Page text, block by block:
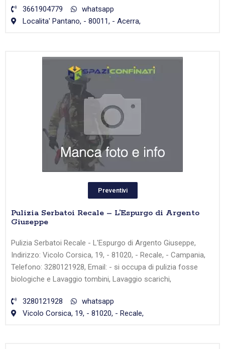
3661904779
whatsapp
Localita' Pantano, - 80011, - Acerra,
Preventivi
Pulizia Serbatoi Recale – L’Espurgo di Argento
Giuseppe
Pulizia Serbatoi Recale - L'Espurgo di Argento Giuseppe,
Indirizzo: Vicolo Corsica, 19, - 81020, - Recale, - Campania,
Telefono: 3280121928, Email: - si occupa di pulizia fosse
biologiche e Lavaggio tombini, Lavaggio scarichi,
3280121928
whatsapp
Vicolo Corsica, 19, - 81020, - Recale,